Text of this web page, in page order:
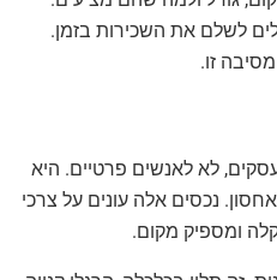
לשלם את השכירות בזמן.
זו.
לא לאנשים פרטיים. היא
נכסים אלה עונים על צרכי
ומספיק מקום.